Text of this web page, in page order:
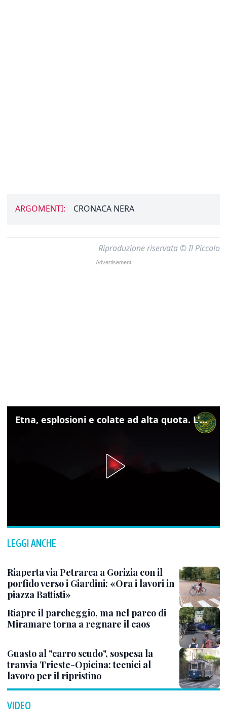
ARGOMENTI: CRONACA NERA
Riproduzione riservata © Il Piccolo
Etna, esplosioni e colate ad alta quota. L'aeroporto di Catania verso la normalità
LEGGI ANCHE
Riaperta via Petrarca a Gorizia con il
porfido verso i Giardini: «Ora i lavori in
piazza Battisti»
Riapre il parcheggio, ma nel parco di
Miramare torna a regnare il caos
Guasto al "carro scudo", sospesa la
tranvia Trieste-Opicina: tecnici al
lavoro per il ripristino
VIDEO